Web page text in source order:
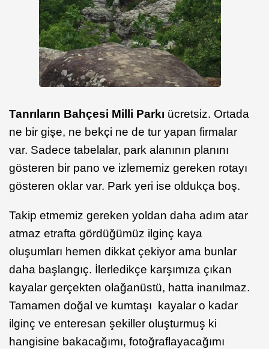
Tanrıların Bahçesi Milli Parkı ücretsiz. Ortada
ne bir gişe, ne bekçi ne de tur yapan firmalar
var. Sadece tabelalar, park alanının planını
gösteren bir pano ve izlememiz gereken rotayı
gösteren oklar var. Park yeri ise oldukça boş.
Takip etmemiz gereken yoldan daha adım atar
atmaz etrafta gördüğümüz ilginç kaya
oluşumları hemen dikkat çekiyor ama bunlar
daha başlangıç. İlerledikçe karşımıza çıkan
kayalar gerçekten olağanüstü, hatta inanılmaz.
Tamamen doğal ve kumtaşı kayalar o kadar
ilginç ve enteresan şekiller oluşturmuş ki
hangisine bakacağımı, fotoğraflayacağımı